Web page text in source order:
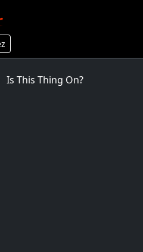
Is This Thing On?